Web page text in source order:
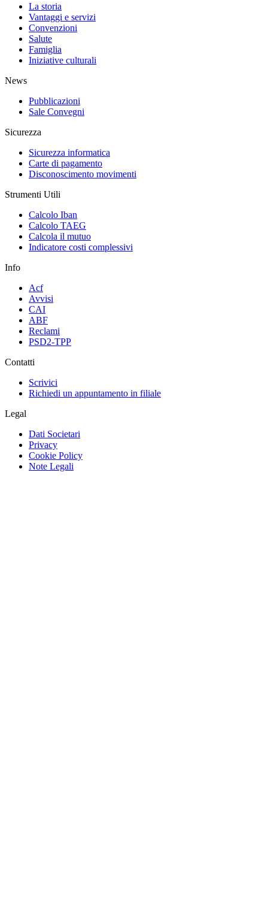
La storia
Vantaggi e servizi
Convenzioni
Salute
Famiglia
Iniziative culturali
News
Pubblicazioni
Sale Convegni
Sicurezza
Sicurezza informatica
Carte di pagamento
Disconoscimento movimenti
Strumenti Utili
Calcolo Iban
Calcolo TAEG
Calcola il mutuo
Indicatore costi complessivi
Info
Acf
Avvisi
CAI
ABF
Reclami
PSD2-TPP
Contatti
Scrivici
Richiedi un appuntamento in filiale
Legal
Dati Societari
Privacy
Cookie Policy
Note Legali